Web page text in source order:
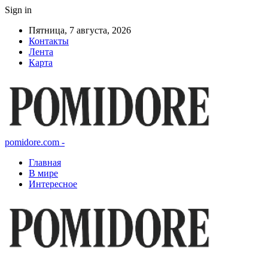
Sign in
Пятница, 7 августа, 2026
Контакты
Лента
Карта
pomidore.com -
Главная
В мире
Интересное